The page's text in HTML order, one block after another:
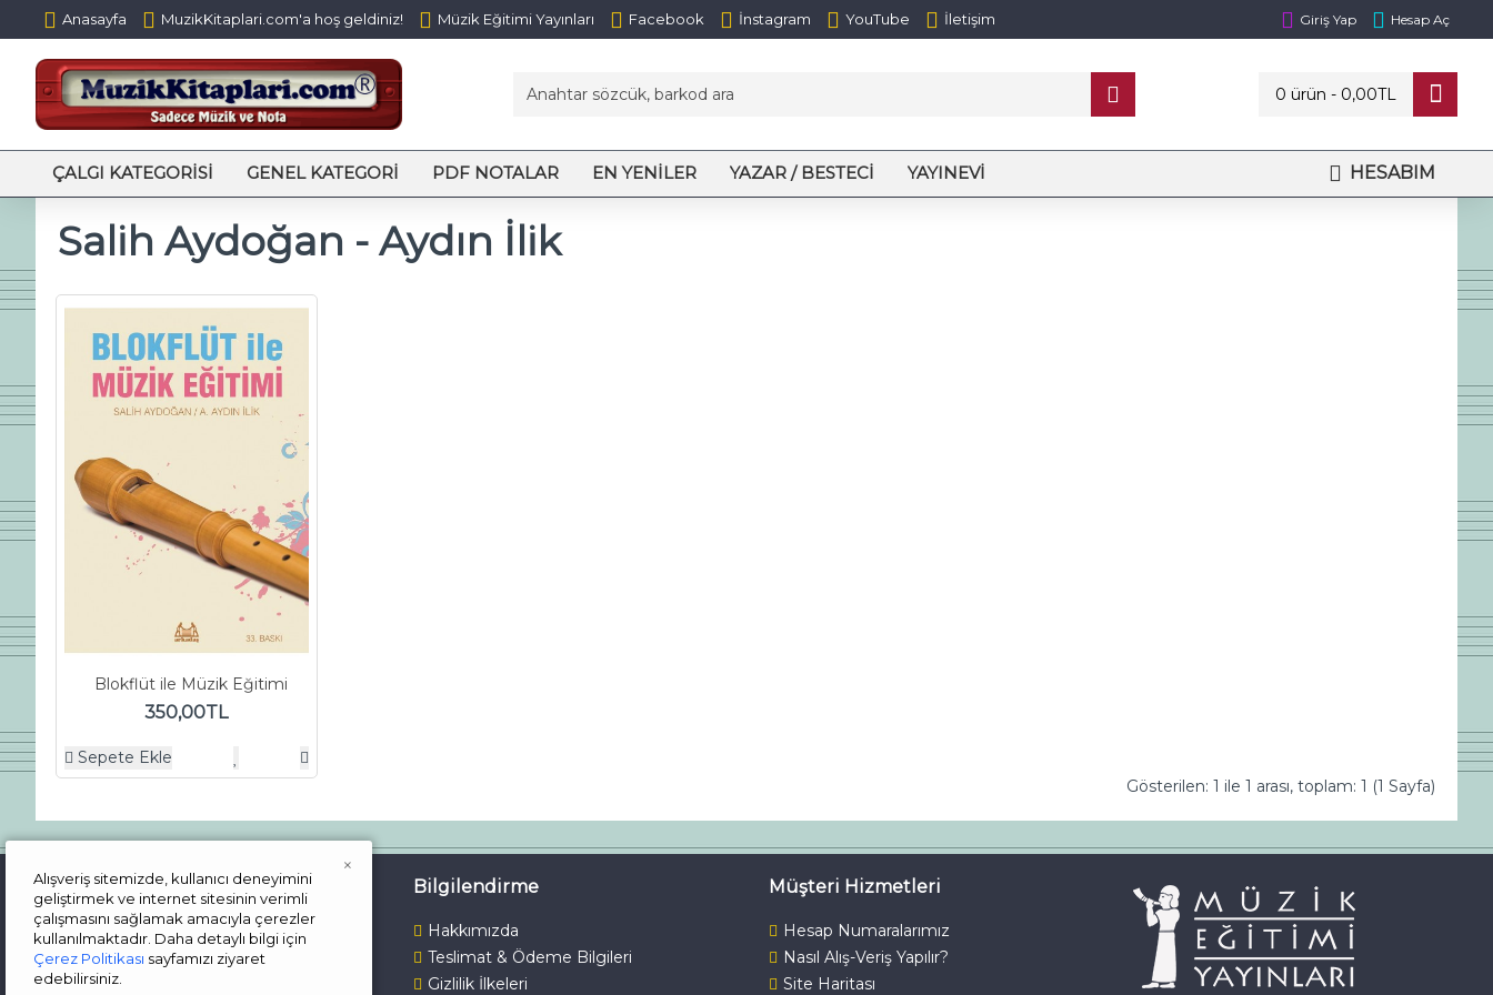
Anasayfa MuzikKitaplari.com'a hoş geldiniz! Müzik Eğitimi Yayınları Facebook İnstagram YouTube İletişim Giriş Yap Hesap Aç
0 ürün - 0,00TL
ÇALGI KATEGORISI GENEL KATEGORI PDF NOTALAR EN YENILER YAZAR / BESTECI YAYINEVI HESABIM
Salih Aydoğan - Aydın İlik
Blokflüt ile Müzik Eğitimi
350,00TL
Sepete Ekle
Gösterilen: 1 ile 1 arası, toplam: 1 (1 Sayfa)
İletişim
Çalışma Günlerimiz
Pazartesi - Cuma
Bilgilendirme
Hakkımızda
Teslimat & Ödeme Bilgileri
Gizlilik İlkeleri
Müşteri Hizmetleri
Hesap Numaralarımız
Nasıl Alış-Veriş Yapılır?
Site Haritası
Alışveriş sitemizde, kullanıcı deneyimini
geliştirmek ve internet sitesinin verimli
çalışmasını sağlamak amacıyla çerezler
kullanılmaktadır. Daha detaylı bilgi için
Çerez Politikası sayfamızı ziyaret
edebilirsiniz.
×